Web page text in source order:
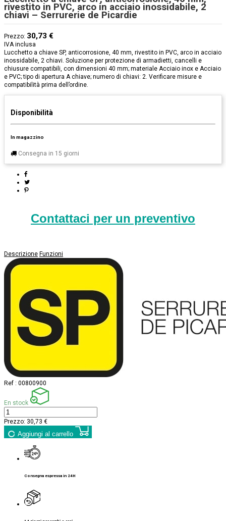
rivestito in PVC, arco in acciaio inossidabile, 2
chiavi – Serrurerie de Picardie
Prezzo: 30,73 €
IVA inclusa
Lucchetto a chiave SP, anticorrosione, 40 mm, rivestito in PVC, arco in acciaio
inossidabile, 2 chiavi. Soluzione per protezione di armadietti, cancelli e
chiusure compatibili, con dimensioni 40 mm; materiale Acciaio inox e Acciaio
e PVC; tipo di apertura A chiave; numero di chiavi: 2. Verificare misure e
compatibilità prima dell’ordine.
Disponibilità
In magazzino
Consegna in 15 giorni
Contattaci per un preventivo
Descrizione Funzioni
Ref : 00800900
En stock
Prezzo: 30,73 €
Aggiungi al carrello
Consegna espressa in 24H